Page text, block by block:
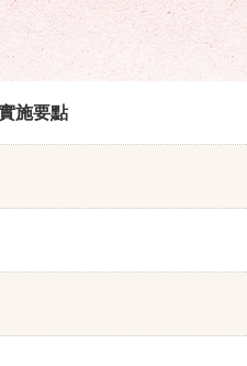
施要點